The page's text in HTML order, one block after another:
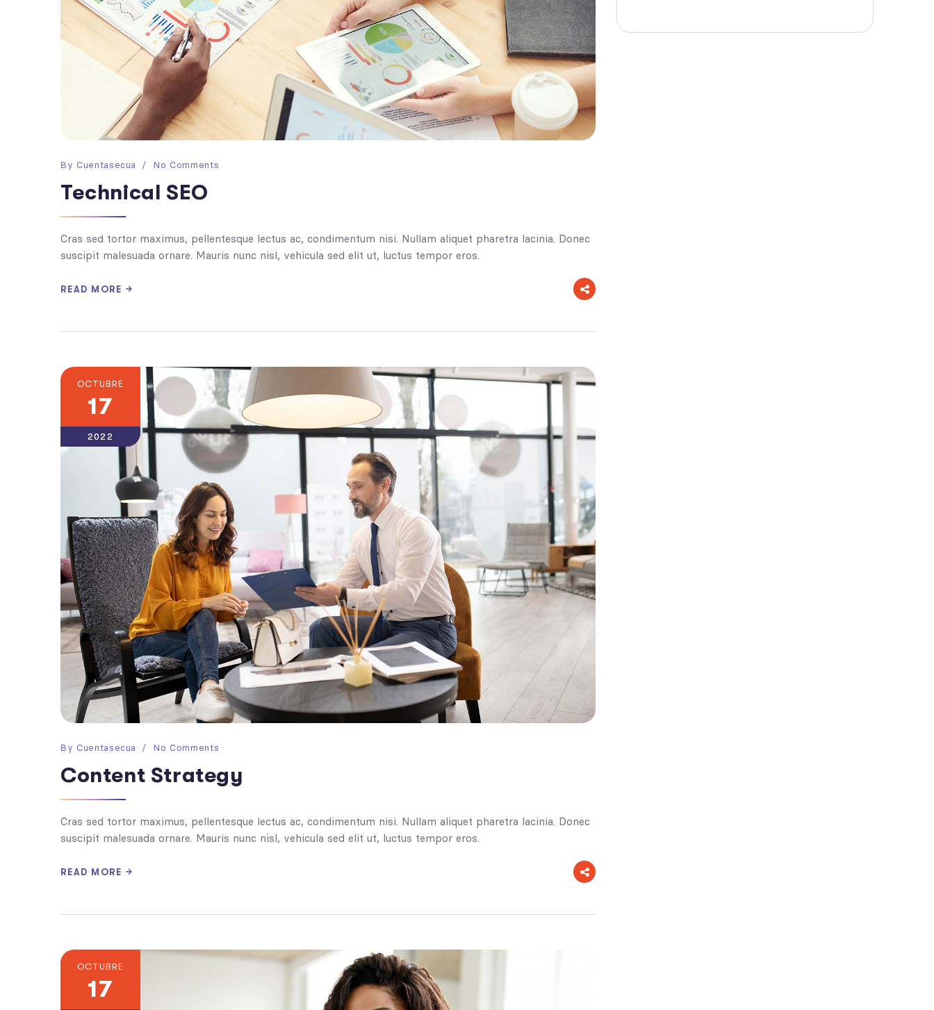
By Cuentasecua No Comments
Technical SEO
Cras sed tortor maximus, pellentesque lectus ac, condimentum nisi. Nullam aliquet pharetra lacinia. Donec
suscipit malesuada ornare. Mauris nunc nisl, vehicula sed elit ut, luctus tempor eros.
READ MORE
OCTUBRE
17
2022
By Cuentasecua No Comments
Content Strategy
Cras sed tortor maximus, pellentesque lectus ac, condimentum nisi. Nullam aliquet pharetra lacinia. Donec
suscipit malesuada ornare. Mauris nunc nisl, vehicula sed elit ut, luctus tempor eros.
READ MORE
OCTUBRE
17